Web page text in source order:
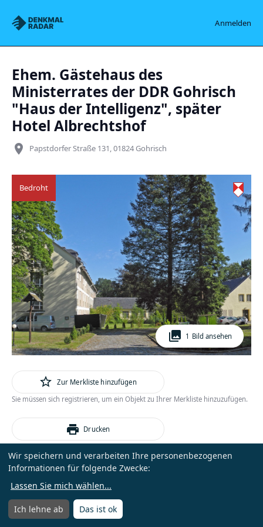
Denkmalradar Anmelden
Menü öffnen
Ehem. Gästehaus des
Ministerrates der DDR Gohrisch
"Haus der Intelligenz", später
Hotel Albrechtshof
place Papstdorfer Straße 131, 01824 Gohrisch
photo_library 1 Bild ansehen
Bedroht
star_outline Zur Merkliste hinzufügen
Sie müssen sich registrieren, um ein Objekt zu Ihrer Merkliste hinzuzufügen.
print Drucken
Kontakt zu Eigentümer:in oder Ansprechpartner:in aufnehmen?
Eigentümer:in zu erhalten.
oder Kostenlos registrieren
Wir speichern und verarbeiten Ihre personenbezogenen
Informationen für folgende Zwecke:
Lassen Sie mich wählen...
Ich lehne ab Das ist ok